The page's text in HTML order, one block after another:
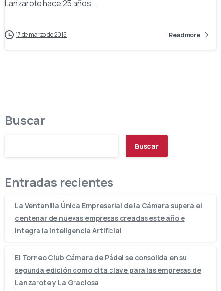
Lanzarote hace 25 años...
17 de marzo de 2015 Read more
Buscar
Buscar
Entradas recientes
La Ventanilla Única Empresarial de la Cámara supera el
centenar de nuevas empresas creadas este año e
integra la Inteligencia Artificial
El Torneo Club Cámara de Pádel se consolida en su
segunda edición como cita clave para las empresas de
Lanzarote y La Graciosa